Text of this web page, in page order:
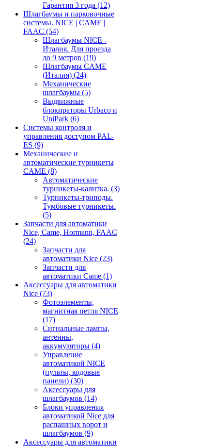
Гарантия 3 года (12)
Шлагбаумы и парковочные
системы. NICE | CAME |
FAAC (54)
Шлагбаумы NICE -
Италия. Для проезда
до 9 метров (19)
Шлагбаумы CAME
(Италия) (24)
Механические
шлагбаумы (5)
Выдвижные
блокираторы Urbaco и
UniPark (6)
Системы контроля и
управления доступом PAL-
ES (9)
Механические и
автоматические турникеты
CAME (8)
Автоматические
турникеты-калитка. (3)
Турникеты-триподы.
Тумбовые турникеты.
(5)
Запчасти для автоматики
Nice, Came, Hormann, FAAC
(24)
Запчасти для
автоматики Nice (23)
Запчасти для
автоматики Came (1)
Аксессуары для автоматики
Nice (73)
Фотоэлементы,
магнитная петля NICE
(17)
Сигнальные лампы,
антенны,
аккумуляторы (4)
Управление
автоматикой NICE
(пульты, кодовые
панели) (30)
Аксессуары для
шлагбаумов (14)
Блоки управления
автоматикой Nice для
распашных ворот и
шлагбаумов (9)
Аксессуары для автоматики